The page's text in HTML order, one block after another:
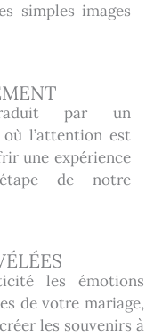
simples images
par un
où l’attention est
une expérience
de notre
les émotions
de votre mariage,
les souvenirs à